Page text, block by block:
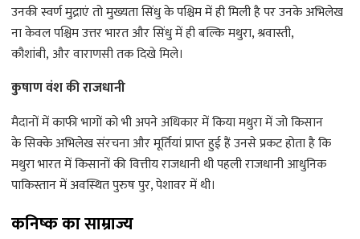
उनकी स्वर्ण मुद्राएं तो मुख्यता सिंधु के पश्चिम में ही मिली है पर उनके अभिलेख
ना केवल पश्चिम उत्तर भारत और सिंधु में ही बल्कि मथुरा, श्रवास्ती,
कौशांबी, और वाराणसी तक दिखे मिले।
कुषाण वंश की राजधानी
मैदानों में काफी भागों को भी अपने अधिकार में किया मथुरा में जो किसान
के सिक्के अभिलेख संरचना और मूर्तियां प्राप्त हुई हैं उनसे प्रकट होता है कि
मथुरा भारत में किसानों की वित्तीय राजधानी थी पहली राजधानी आधुनिक
पाकिस्तान में अवस्थित पुरुष पुर, पेशावर में थी।
कनिष्क का साम्राज्य